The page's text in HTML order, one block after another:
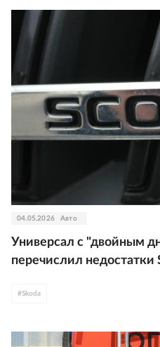
04.05.2026 Авто
Универсал с "двойным
перечислил недостатки
#Skoda